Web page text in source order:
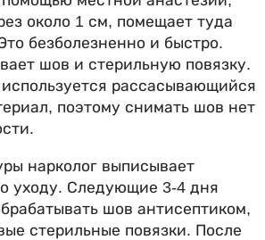
около 1 см, помещает туда
безболезненно и быстро.
шов и стерильную повязку.
рассасывающийся
поэтому снимать шов нет
нарколог выписывает
уходу. Следующие 3-4 дня
шов антисептиком,
стерильные повязки. После